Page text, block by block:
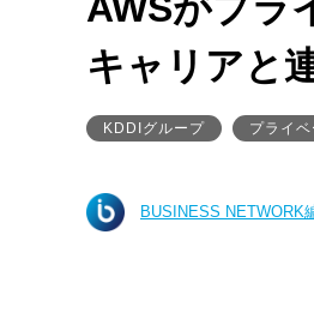
キャリアと
KDDIグループ プライ
BUSINESS NETWORK